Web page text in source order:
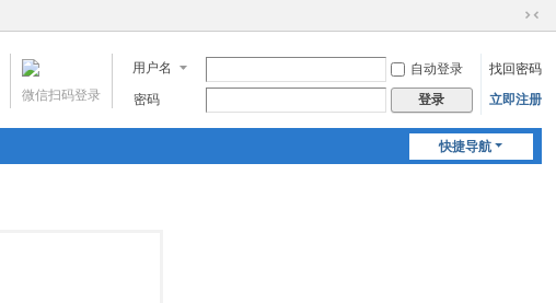
切
到
窄
用户名 自动登录
找回密码
密码
登录 立即注册
微信扫码登录
快捷导航